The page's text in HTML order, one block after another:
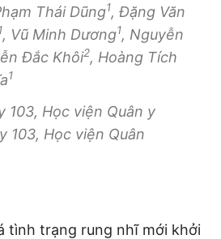
Thái Dũng1, Đặng Văn
, Vũ Minh Dương1, Nguyễn
Đắc Khôi2, Hoàng Tích
1
103, Học viện Quân y
103, Học viện Quân
tình trạng rung nhĩ mới khởi